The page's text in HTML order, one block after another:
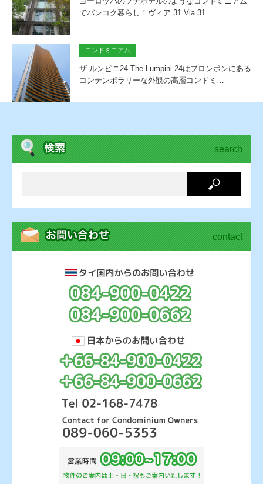
でバンコク暮らし！ヴィア 31 Via 31
コンドミニアム
ザ ルンピニ24 The Lumpini 24はプロンポンにある
コンテンポラリーな外観の高層コンドミ…
search
contact